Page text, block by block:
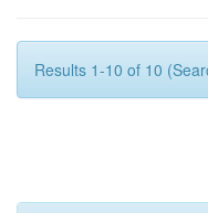
Results 1-10 of 10